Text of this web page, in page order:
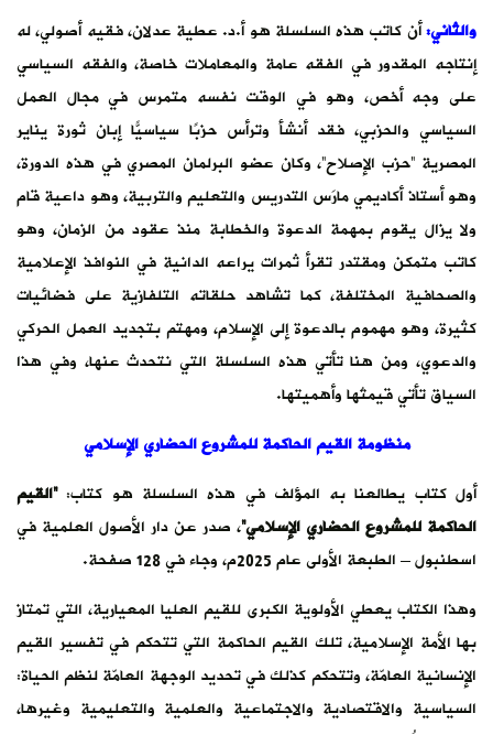
والثاني:أن كاتب هذه السلسلة هو أ.د. عطية عدلان، فقيه أصولي، له
إنتاجه المقدور في الفقه عامة والمعاملات خاصة، والفقه السياسي
على وجه أخص، وهو في الوقت نفسه متمرس في مجال العمل
السياسي والحزبي، فقد أنشأ وترأس حزبًا سياسيًّا إبان ثورة يناير
المصرية “حزب الإصلاح”، وكان عضو البرلمان المصري في هذه الدورة،
وهو أستاذ أكاديمي مارَس التدريس والتعليم والتربية، وهو داعية قام
ولا يزال يقوم بمهمة الدعوة والخطابة منذ عقود من الزمان، وهو
كاتب متمكن ومقتدر تقرأ ثمرات يراعه الدانية في النوافذ الإعلامية
والصحافية المختلفة، كما تشاهد حلقاته التلفازية على فضائيات
كثيرة، وهو مهموم بالدعوة إلى الإسلام، ومهتم بتجديد العمل الحركي
والدعوي، ومن هنا تأتي هذه السلسلة التي نتحدث عنها، وفي هذا
السياق تأتي قيمتُها وأهميتها.
منظومة القيم الحاكمة للمشروع الحضاري الإسلامي
أول كتاب يطالعنا به المؤلف في هذه السلسلة هو كتاب:“القيم
الحاكمة للمشروع الحضاري الإسلامي”، صدر عن دار الأصول العلمية في
اسطنبول – الطبعة الأولى عام 2025م، وجاء في 128 صفحة.
وهذا الكتاب يعطي الأولوية الكبرى للقيم العليا المعيارية، التي تمتاز
بها الأمة الإسلامية، تلك القيم الحاكمة التي تتحكم في تفسير القيم
الإنسانية العامّة، وتتحكم كذلك في تحديد الوجهة العامّة لنظم الحياة:
السياسية والاقتصادية والاجتماعية والعلمية والتعليمية وغيرها،